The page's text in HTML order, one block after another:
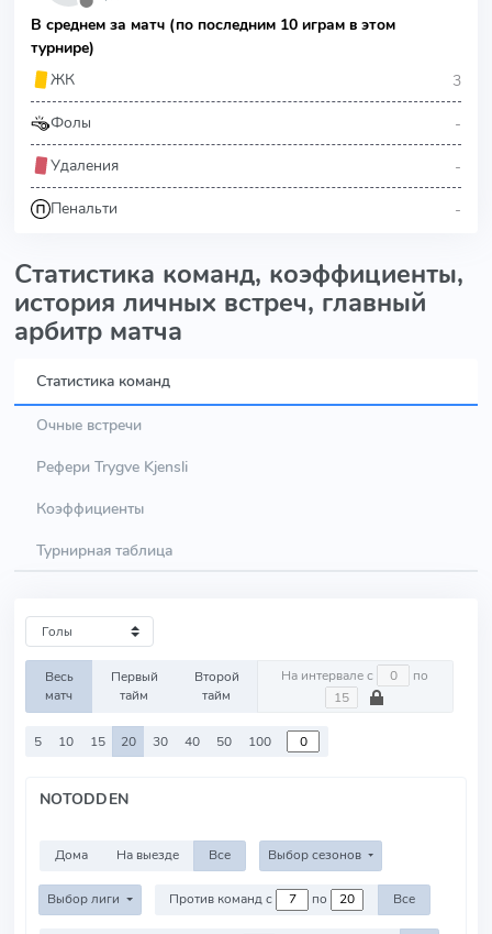
В среднем за матч (по последним 10 играм в этом
турнире)
ЖК
3
Фолы -
Удаления -
Пенальти -
Статистика команд, коэффициенты,
история личных встреч, главный
арбитр матча
Статистика команд
Очные встречи
Рефери Trygve Kjensli
Коэффициенты
Турнирная таблица
Весь
матч
Первый
тайм
Второй
тайм
На интервале с по
5 10 15 20 30 40 50 100
NOTODDEN
Дома На выезде Все Выбор сезонов
Выбор лиги Против команд с по Все